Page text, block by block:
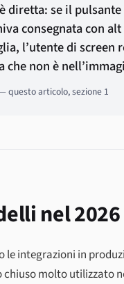
diretta: se il
consegnata con
l’utente di screen
non è
questo articolo, sezione 1
nel 2026
integrazioni in
chiuso molto utilizzato